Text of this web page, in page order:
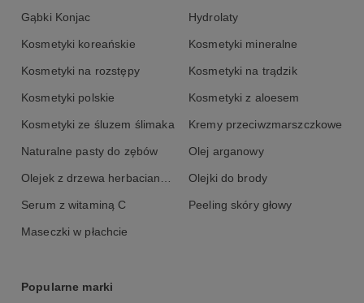
Gąbki Konjac Hydrolaty
Kosmetyki koreańskie Kosmetyki mineralne
Kosmetyki na rozstępy Kosmetyki na trądzik
Kosmetyki polskie Kosmetyki z aloesem
Kosmetyki ze śluzem ślimaka Kremy przeciwzmarszczkowe
Naturalne pasty do zębów Olej arganowy
Olejek z drzewa herbacianego Olejki do brody
Serum z witaminą C Peeling skóry głowy
Maseczki w płachcie
Popularne marki